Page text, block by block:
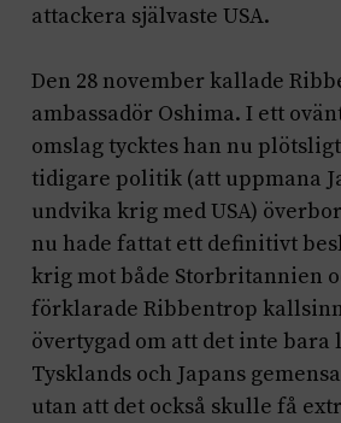
attackera självaste USA.
Den 28 november kallade
ambassadör Oshima. I ett
omslag tycktes han nu
tidigare politik (att uppmana
undvika krig med USA)
nu hade fattat ett definitivt
krig mot både Storbritannien
förklarade Ribbentrop
övertygad om att det inte bara
Tysklands och Japans
utan att det också skulle få